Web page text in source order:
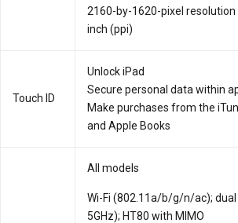
2160-by-1620-pixel resolution
inch (ppi)
Touch ID
Unlock iPad
Secure personal data within
Make purchases from the
and Apple Books
All models
Wi-Fi (802.11a/b/g/n/ac); dual
5GHz); HT80 with MIMO